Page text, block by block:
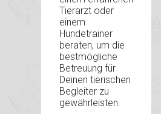
Tierarzt oder
einem
Hundetrainer
beraten, um die
bestmögliche
Betreuung für
Deinen tierischen
Begleiter zu
gewährleisten.